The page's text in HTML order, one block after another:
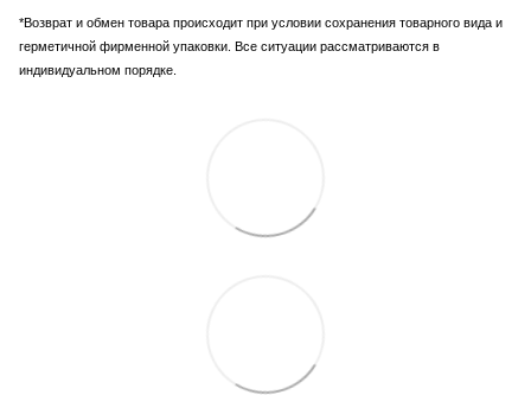
*Возврат и обмен товара происходит при условии сохранения товарного вида и
герметичной фирменной упаковки. Все ситуации рассматриваются в
индивидуальном порядке.